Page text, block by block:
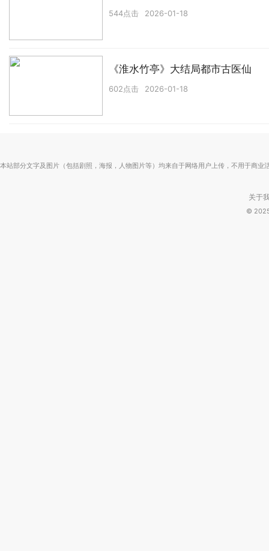
544点击 2026-01-18
《淮水竹亭》大结局都市古医仙
602点击 2026-01-18
本站部分文字及图片（包括剧照，海报，人物图片等）均来自于网络用户上传，不用于商
关于
©